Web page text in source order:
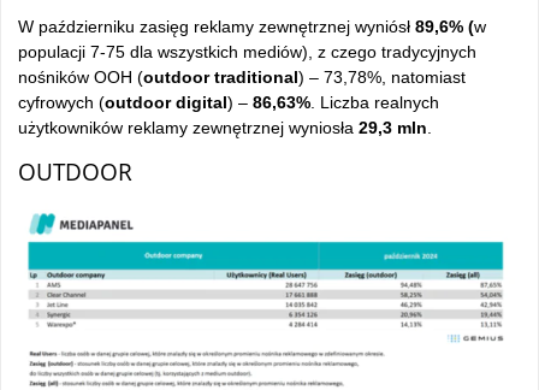
W październiku zasięg reklamy zewnętrznej wyniósł 89,6% (w
populacji 7-75 dla wszystkich mediów), z czego tradycyjnych
nośników OOH (outdoor traditional) – 73,78%, natomiast
cyfrowych (outdoor digital) – 86,63% . Liczba realnych
użytkowników reklamy zewnętrznej wyniosła 29,3 mln
OUTDOOR